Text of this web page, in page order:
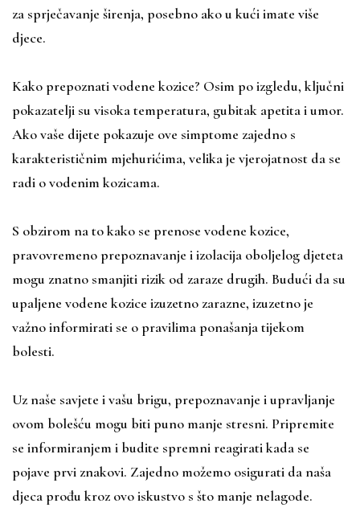
za sprječavanje širenja, posebno ako u kući imate više
djece.
Kako prepoznati vodene kozice? Osim po izgledu, ključni
pokazatelji su visoka temperatura, gubitak apetita i umor.
Ako vaše dijete pokazuje ove simptome zajedno s
karakterističnim mjehurićima, velika je vjerojatnost da se
radi o vodenim kozicama.
S obzirom na to kako se prenose vodene kozice,
pravovremeno prepoznavanje i izolacija oboljelog djeteta
mogu znatno smanjiti rizik od zaraze drugih. Budući da su
upaljene vodene kozice izuzetno zarazne, izuzetno je
važno informirati se o pravilima ponašanja tijekom
bolesti.
Uz naše savjete i vašu brigu, prepoznavanje i upravljanje
ovom bolešću mogu biti puno manje stresni. Pripremite
se informiranjem i budite spremni reagirati kada se
pojave prvi znakovi. Zajedno možemo osigurati da naša
djeca prođu kroz ovo iskustvo s što manje nelagode.